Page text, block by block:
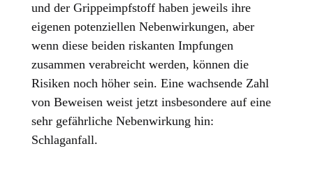
und der Grippeimpfstoff haben jeweils ihre
eigenen potenziellen Nebenwirkungen, aber
wenn diese beiden riskanten Impfungen
zusammen verabreicht werden, können die
Risiken noch höher sein. Eine wachsende Zahl
von Beweisen weist jetzt insbesondere auf eine
sehr gefährliche Nebenwirkung hin:
Schlaganfall.